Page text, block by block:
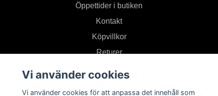
Öppettider i butiken
Kontakt
Köpvillkor
Returer
Prenumerera på vårt nyhetsbrev
Vi använder cookies
Vi använder cookies för att anpassa det innehåll som